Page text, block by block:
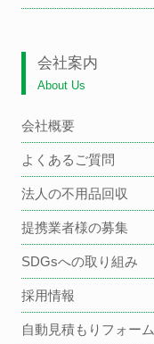
会社案内
About Us
会社概要
よくあるご質問
法人の不用品回収
提携業者様の募集
SDGsへの取り組み
採用情報
自動見積もりフォーム